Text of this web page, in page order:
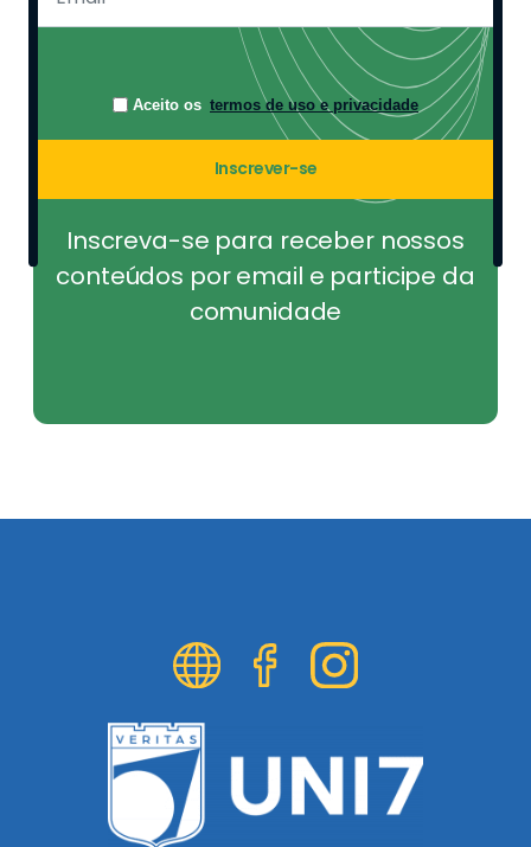
Aceito os termos de uso e privacidade
Inscrever-se
Inscreva-se para receber nossos
conteúdos por email e participe da
comunidade